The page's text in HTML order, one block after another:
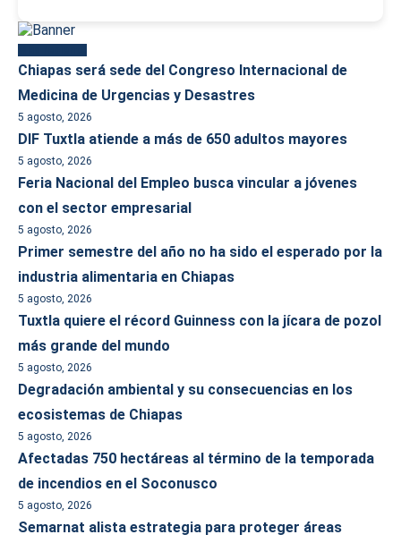
Chiapas será sede del Congreso Internacional de
Medicina de Urgencias y Desastres
5 agosto, 2026
DIF Tuxtla atiende a más de 650 adultos mayores
5 agosto, 2026
Feria Nacional del Empleo busca vincular a jóvenes
con el sector empresarial
5 agosto, 2026
Primer semestre del año no ha sido el esperado por la
industria alimentaria en Chiapas
5 agosto, 2026
Tuxtla quiere el récord Guinness con la jícara de pozol
más grande del mundo
5 agosto, 2026
Degradación ambiental y su consecuencias en los
ecosistemas de Chiapas
5 agosto, 2026
Afectadas 750 hectáreas al término de la temporada
de incendios en el Soconusco
5 agosto, 2026
Semarnat alista estrategia para proteger áreas